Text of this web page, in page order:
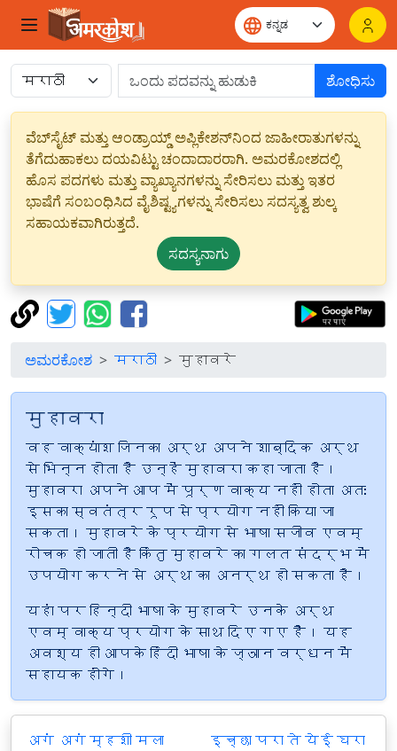
ಶೋಧಿಸು
ವೆಬ್‌ಸೈಟ್ ಮತ್ತು ಆಂಡ್ರಾಯ್ಡ್ ಅಪ್ಲಿಕೇಶನ್‌ನಿಂದ ಜಾಹೀರಾತುಗಳನ್ನು
ತೆಗೆದುಹಾಕಲು ದಯವಿಟ್ಟು ಚಂದಾದಾರರಾಗಿ. ಅಮರಕೋಶದಲ್ಲಿ
ಹೊಸ ಪದಗಳು ಮತ್ತು ವ್ಯಾಖ್ಯಾನಗಳನ್ನು ಸೇರಿಸಲು ಮತ್ತು ಇತರ
ಭಾಷೆಗೆ ಸಂಬಂಧಿಸಿದ ವೈಶಿಷ್ಟ್ಯಗಳನ್ನು ಸೇರಿಸಲು ಸದಸ್ಯತ್ವ ಶುಲ್ಕ
ಸಹಾಯಕವಾಗಿರುತ್ತದೆ.
ಸದಸ್ಯನಾಗು
ಅಮರಕೋಶ मराठी मुहावरे
मुहावरा
वह वाक्यांश जिनका अर्थ अपने शाब्दिक अर्थ
से भिन्न होता है उन्हें मुहावरा कहा जाता है।
मुहावरा अपने आप में पूर्ण वाक्य नहीं होता अतः
इसका स्वतंत्र रूप से प्रयोग नहीं किया जा
सकता। मुहावरे के प्रयोग से भाषा सजीव एवम्
रोचक हो जाती है किंतु मुहावरे का गलत संदर्भ में
उपयोग करने से अर्थ का अनर्थ हो सकता है।
यहां पर हिन्दी भाषा के मुहावरे उनके अर्थ
एवम् वाक्य प्रयोग के साथ दिए गए हैं। यह
अवश्य ही आपके हिंदी भाषा के ज्ञान वर्धन में
सहायक होंगे।
अगं अगं म्हशी मला
इच्छा परा ते येई घरा